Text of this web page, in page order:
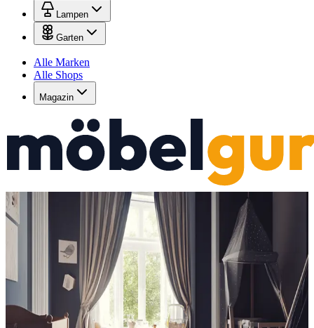
Lampen
Garten
Alle Marken
Alle Shops
Magazin